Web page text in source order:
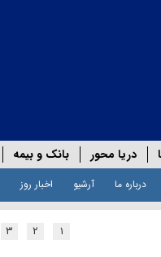
دریا محور بانک و بیمه
درباره ما آرشیو اخبار روز
۱ ۲ ۳